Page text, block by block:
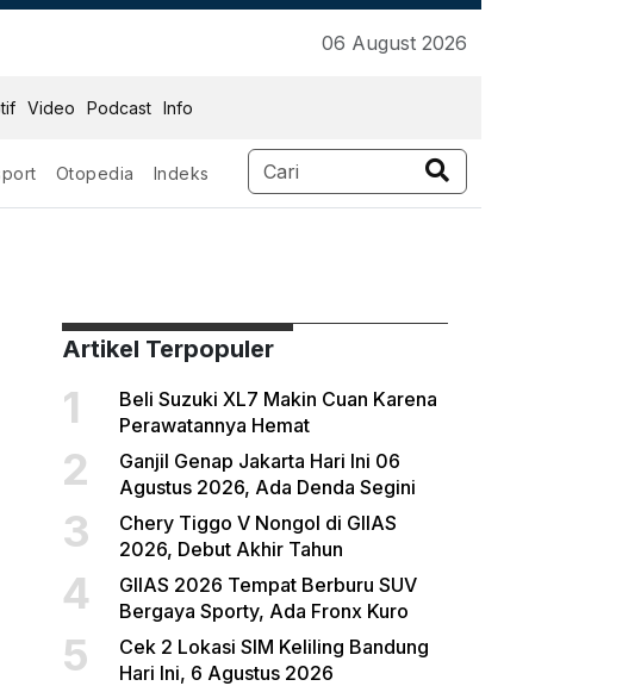
06 August 2026
Video Podcast Info
Otopedia Indeks
Artikel Terpopuler
1
Beli Suzuki XL7 Makin Cuan Karena
Perawatannya Hemat
2
Ganjil Genap Jakarta Hari Ini 06
Agustus 2026, Ada Denda Segini
3
Chery Tiggo V Nongol di GIIAS
2026, Debut Akhir Tahun
4
GIIAS 2026 Tempat Berburu SUV
Bergaya Sporty, Ada Fronx Kuro
5
Cek 2 Lokasi SIM Keliling Bandung
Hari Ini, 6 Agustus 2026